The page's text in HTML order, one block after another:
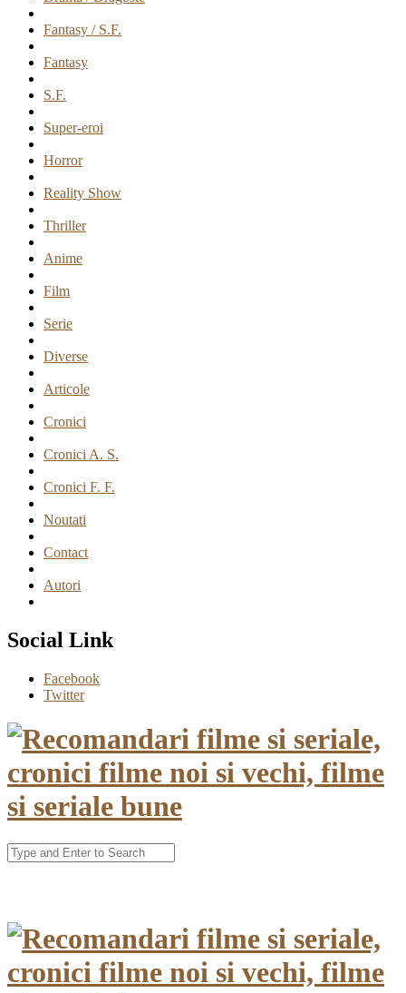
Fantasy / S.F.
Fantasy
S.F.
Super-eroi
Horror
Reality Show
Thriller
Anime
Film
Serie
Diverse
Articole
Cronici
Cronici A. S.
Cronici F. F.
Noutati
Contact
Autori
Social Link
Facebook
Twitter